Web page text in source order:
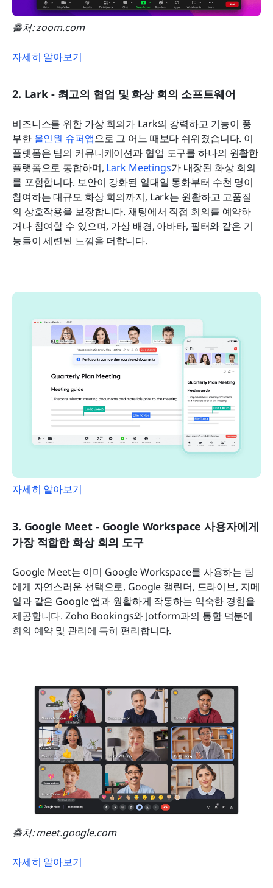
출처: zoom.com
자세히 알아보기
2. Lark - 최고의 협업 및 화상 회의 소프트웨어
비즈니스를 위한 가상 회의가 Lark의 강력하고 기능이 풍
부한 올인원 슈퍼앱으로 그 어느 때보다 쉬워졌습니다. 이
플랫폼은 팀의 커뮤니케이션과 협업 도구를 하나의 원활한
플랫폼으로 통합하며, Lark Meetings가 내장된 화상 회의
를 포함합니다. 보안이 강화된 일대일 통화부터 수천 명이
참여하는 대규모 화상 회의까지, Lark는 원활하고 고품질
의 상호작용을 보장합니다. 채팅에서 직접 회의를 예약하
거나 참여할 수 있으며, 가상 배경, 아바타, 필터와 같은 기
능들이 세련된 느낌을 더합니다.
자세히 알아보기
3. Google Meet - Google Workspace 사용자에게
가장 적합한 화상 회의 도구
Google Meet는 이미 Google Workspace를 사용하는 팀
에게 자연스러운 선택으로, Google 캘린더, 드라이브, 지메
일과 같은 Google 앱과 원활하게 작동하는 익숙한 경험을
제공합니다. Zoho Bookings와 Jotform과의 통합 덕분에
회의 예약 및 관리에 특히 편리합니다.
출처: meet.google.com
자세히 알아보기